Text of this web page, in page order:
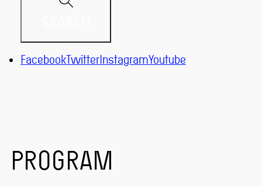
FacebookTwitterInstagramYoutube
PROGRAM